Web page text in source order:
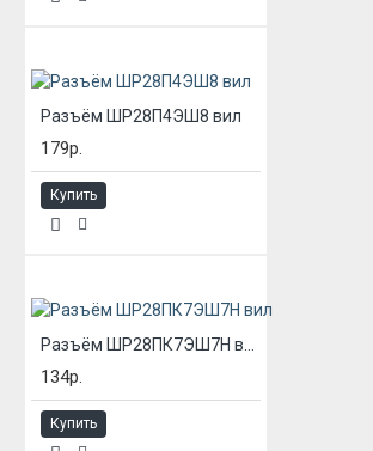
Разъём ШР28П4ЭШ8 вил
179р.
Купить
134р.
Купить